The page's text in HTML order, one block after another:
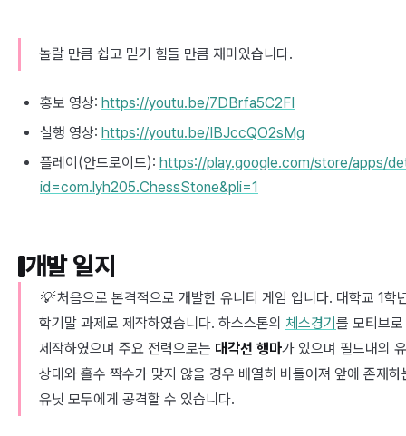
놀랄 만큼 쉽고 믿기 힘들 만큼 재미있습니다.
홍보 영상: https://youtu.be/7DBrfa5C2FI
실행 영상: https://youtu.be/IBJccQO2sMg
플레이(안드로이드): https://play.google.com/store/apps/
id=com.lyh205.ChessStone&pli=1
개발 일지
💡 처음으로 본격적으로 개발한 유니티 게임 입니다. 대학교 1학
학기말 과제로 제작하였습니다. 하스스톤의 체스경기 를 모티브로
제작하였으며 주요 전력으로는 대각선 행마가 있으며 필드내의
상대와 홀수 짝수가 맞지 않을 경우 배열히 비틀어져 앞에 존재하
유닛 모두에게 공격할 수 있습니다.